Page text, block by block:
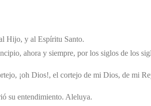
Hijo, y al Espíritu Santo.
ahora y siempre, por los siglos de los
¡oh Dios!, el cortejo de mi Dios, de mi
su entendimiento. Aleluya.